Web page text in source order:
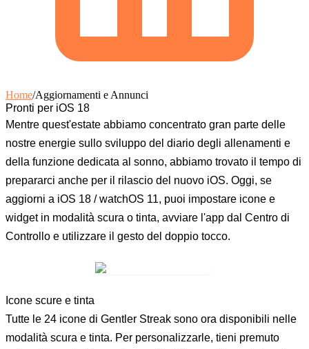
Home/Aggiornamenti e Annunci
Pronti per iOS 18
Mentre quest'estate abbiamo concentrato gran parte delle
nostre energie sullo sviluppo del diario degli allenamenti e
della funzione dedicata al sonno, abbiamo trovato il tempo di
prepararci anche per il rilascio del nuovo iOS. Oggi, se
aggiorni a iOS 18 / watchOS 11, puoi impostare icone e
widget in modalità scura o tinta, avviare l'app dal Centro di
Controllo e utilizzare il gesto del doppio tocco.
Icone scure e tinta
Tutte le 24 icone di Gentler Streak sono ora disponibili nelle
modalità scura e tinta. Per personalizzarle, tieni premuto